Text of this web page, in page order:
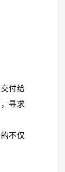
付给
寻求
不仅